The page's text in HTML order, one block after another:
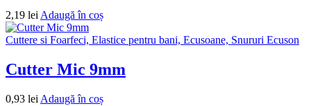
2,19 lei Adaugă în coș
Cuttere si Foarfeci, Elastice pentru bani, Ecusoane, Snururi Ecuson
Cutter Mic 9mm
0,93 lei Adaugă în coș